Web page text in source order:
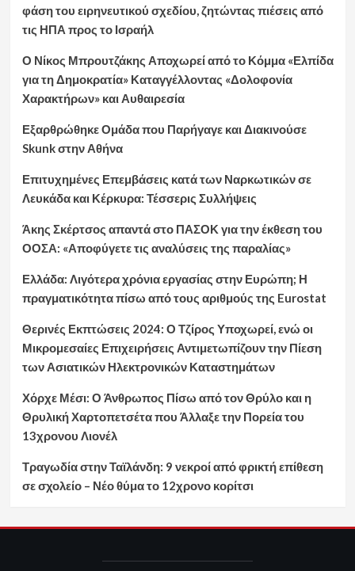
φάση του ειρηνευτικού σχεδίου, ζητώντας πιέσεις από
τις ΗΠΑ προς το Ισραήλ
Ο Νίκος Μπρουτζάκης Αποχωρεί από το Κόμμα «Ελπίδα
για τη Δημοκρατία» Καταγγέλλοντας «Δολοφονία
Χαρακτήρων» και Αυθαιρεσία
Εξαρθρώθηκε Ομάδα που Παρήγαγε και Διακινούσε
Skunk στην Αθήνα
Επιτυχημένες Επεμβάσεις κατά των Ναρκωτικών σε
Λευκάδα και Κέρκυρα: Τέσσερις Συλλήψεις
Άκης Σκέρτσος απαντά στο ΠΑΣΟΚ για την έκθεση του
ΟΟΣΑ: «Αποφύγετε τις αναλύσεις της παραλίας»
Ελλάδα: Λιγότερα χρόνια εργασίας στην Ευρώπη; Η
πραγματικότητα πίσω από τους αριθμούς της Eurostat
Θερινές Εκπτώσεις 2024: Ο Τζίρος Υποχωρεί, ενώ οι
Μικρομεσαίες Επιχειρήσεις Αντιμετωπίζουν την Πίεση
των Ασιατικών Ηλεκτρονικών Καταστημάτων
Χόρχε Μέσι: Ο Άνθρωπος Πίσω από τον Θρύλο και η
Θρυλική Χαρτοπετσέτα που Άλλαξε την Πορεία του
13χρονου Λιονέλ
Τραγωδία στην Ταϊλάνδη: 9 νεκροί από φρικτή επίθεση
σε σχολείο – Νέο θύμα το 12χρονο κορίτσι